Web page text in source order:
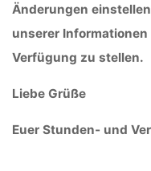
Änderungen
unserer
Verfügung zu stellen.
Liebe Grüße
Euer Stunden- und